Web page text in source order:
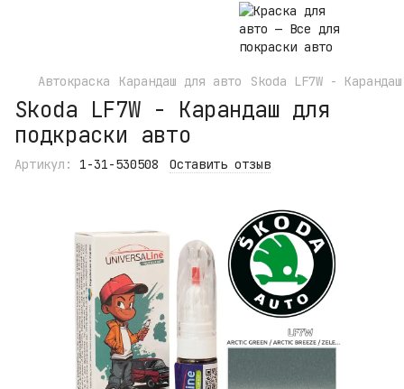
Автокраска Карандаш для авто Skoda LF7W -
Skoda LF7W - Карандаш для
подкраски авто
Артикул: 1-31-530508 Оставить отзыв